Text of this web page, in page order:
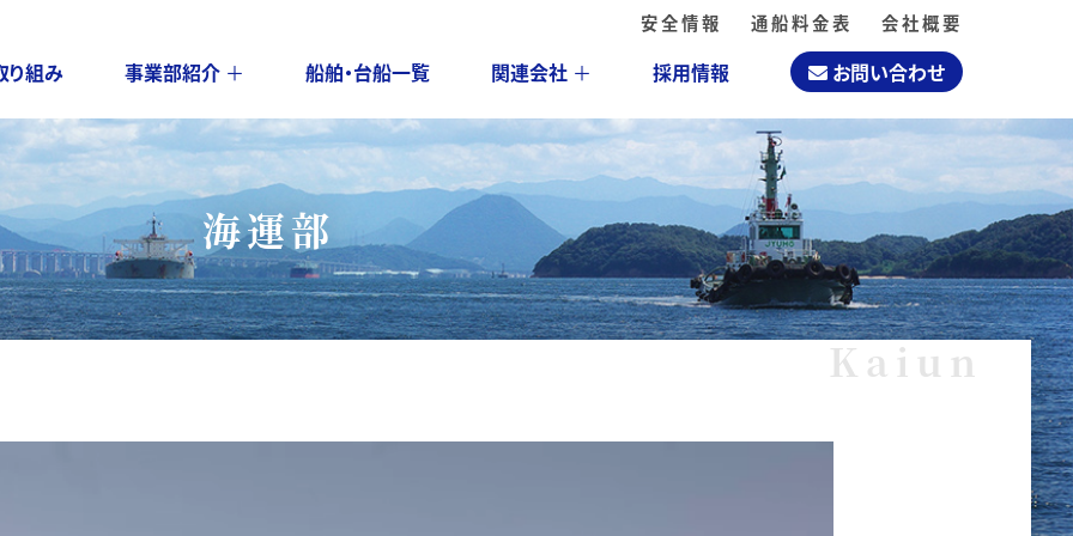
安全情報 通船料金表 会社概要
り組み 事業部紹介 ＋ 船舶・台船一覧 関連会社 ＋ 採用情報 お問い合わせ
海運部
Kaiun